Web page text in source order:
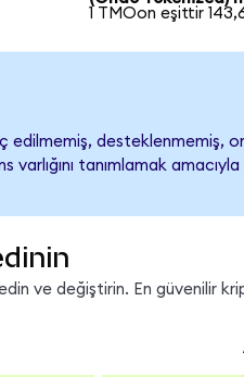
1 TMOon eşittir
desteklenmemiş,
tanımlamak amacıyla
ve değiştirin. En güvenilir